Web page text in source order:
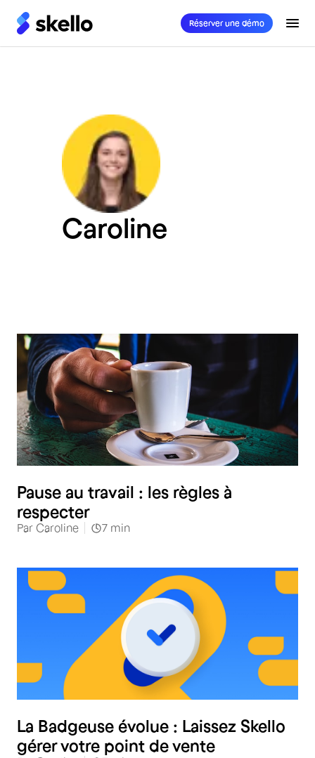
Réserver une démo
Caroline
Pause au travail : les règles à
respecter
Par Caroline 7 min
La Badgeuse évolue : Laissez Skello
gérer votre point de vente